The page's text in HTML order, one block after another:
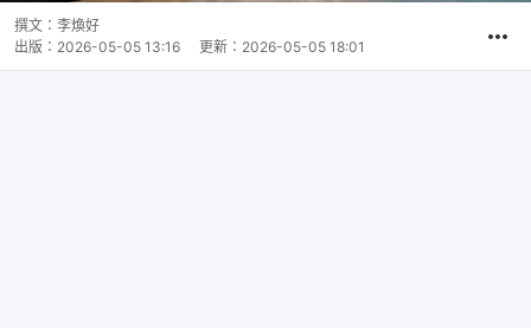
撰文： 李煥好
出版： 2026-05-05 13:16 更新： 2026-05-05 18:01